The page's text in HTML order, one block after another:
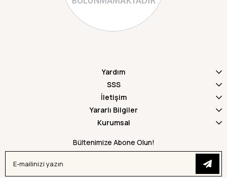
Yardım
SSS
İletişim
Yararlı Bilgiler
Kurumsal
Bültenimize Abone Olun!